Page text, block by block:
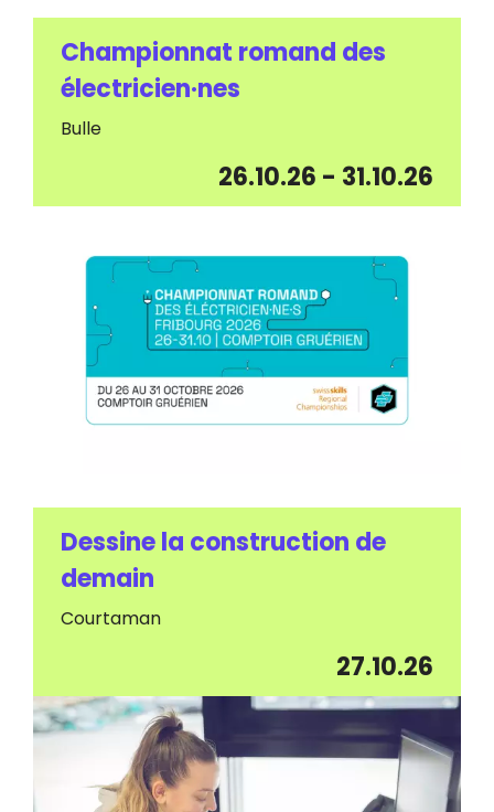
Championnat romand des
électricien·nes
Bulle
26.10.26 - 31.10.26
Dessine la construction de
demain
Courtaman
27.10.26